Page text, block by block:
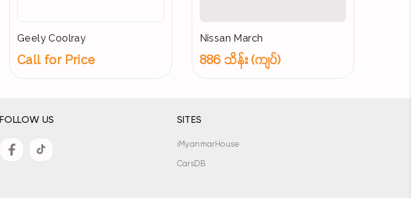
Geely Coolray
Call for Price
Nissan March
886 သိန်း (ကျပ်)
FOLLOW US SITES
iMyanmarHouse
CarsDB